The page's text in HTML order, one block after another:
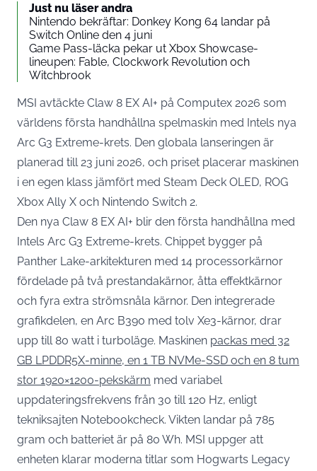
Just nu läser andra
Nintendo bekräftar: Donkey Kong 64 landar på
Switch Online den 4 juni
Game Pass-läcka pekar ut Xbox Showcase-
lineupen: Fable, Clockwork Revolution och
Witchbrook
MSI avtäckte Claw 8 EX AI+ på Computex 2026 som
världens första handhållna spelmaskin med Intels nya
Arc G3 Extreme-krets. Den globala lanseringen är
planerad till 23 juni 2026, och priset placerar maskinen
i en egen klass jämfört med Steam Deck OLED, ROG
Xbox Ally X och Nintendo Switch 2.
Den nya Claw 8 EX AI+ blir den första handhållna med
Intels Arc G3 Extreme-krets. Chippet bygger på
Panther Lake-arkitekturen med 14 processorkärnor
fördelade på två prestandakärnor, åtta effektkärnor
och fyra extra strömsnåla kärnor. Den integrerade
grafikdelen, en Arc B390 med tolv Xe3-kärnor, drar
upp till 80 watt i turboläge. Maskinen packas med 32
GB LPDDR5X-minne, en 1 TB NVMe-SSD och en 8 tum
stor 1920×1200-pekskärm med variabel
uppdateringsfrekvens från 30 till 120 Hz, enligt
tekniksajten Notebookcheck. Vikten landar på 785
gram och batteriet är på 80 Wh. MSI uppger att
enheten klarar moderna titlar som Hogwarts Legacy